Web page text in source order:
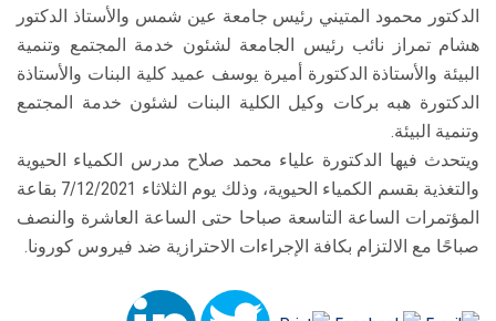
الدكتور محمود المتيني رئيس جامعة عين شمس والأستاذ الدكتور
هشام تمراز نائب رئيس الجامعة لشئون خدمة المجتمع وتنمية
البيئة والأستاذة الدكتورة أميرة يوسف عميد كلية البنات والأستاذة
الدكتورة هبه بركات وكيل الكلية البنات لشئون خدمة المجتمع
وتنمية البيئة.
ويتحدث فيها الدكتورة علياء محمد صلاح مدرس الكمياء الحيوية
والتغذية بقسم الكمياء الحيوية، وذلك يوم الثلاثاء 7/12/2021 بقاعة
المؤتمرات الساعة التاسعة صباحا حتى الساعة العاشرة والنصف
صباحًا مع الالتزام بكافة الإجراءات الاحترازية ضد فيروس كورونا.